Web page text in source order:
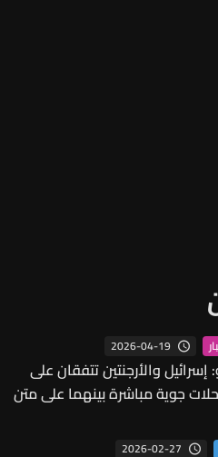
2026-04-19
إسرائيل والأرجنتين تتفقان على
جوية مباشرة بينهما على متن
2026-02-27